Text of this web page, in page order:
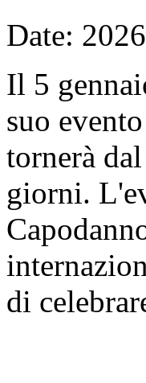
Date:
Il 5
suo
tornerà
giorni.
di